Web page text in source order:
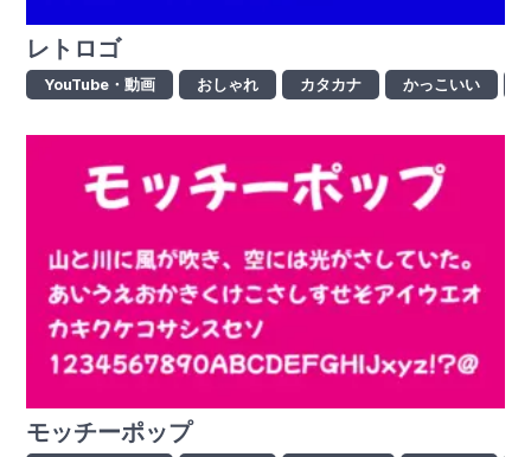
レトロゴ
YouTube・動画 おしゃれ カタカナ かっこいい
モッチーポップ